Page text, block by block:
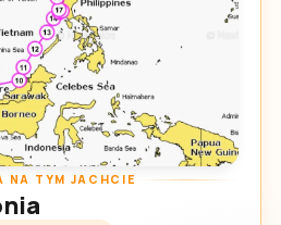
NA TYM JACHCIE